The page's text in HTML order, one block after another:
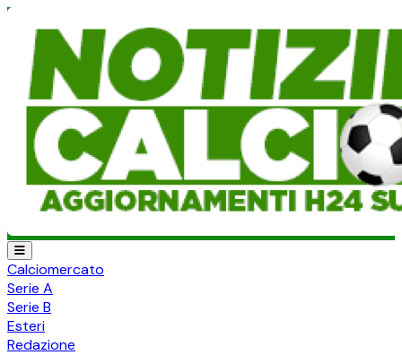
Calciomercato
Serie A
Serie B
Esteri
Redazione